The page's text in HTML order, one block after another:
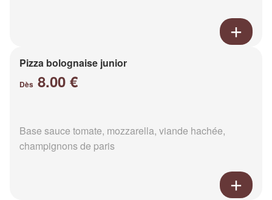
Pizza bolognaise junior
Dès 8.00 €
Base sauce tomate, mozzarella, viande hachée,
champignons de paris